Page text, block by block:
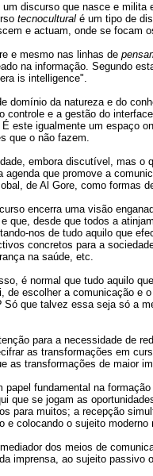
um discurso que nasce e milita
tecnocultural é um tipo de
e actuam, onde se
e mesmo nas linhas de
na informação. Segundo
is intelligence".
domínio da natureza e do
e a gestão do
este igualmente um espaço
que o não fazem.
embora discutível, mas
que promove a
de Al Gore, como formas
encerra uma visão
desde que todos a
nos de tudo aquilo que
concretos para a
na saúde, etc.
é normal que tudo aquilo
escolher a comunicação
que talvez essa seja só a
para a necessidade de
as transformações em
as transformações de maior
fundamental na
que se jogam as
para muitos; a recepção
colocando o sujeito moderno
dos meios de
imprensa, ao sujeito